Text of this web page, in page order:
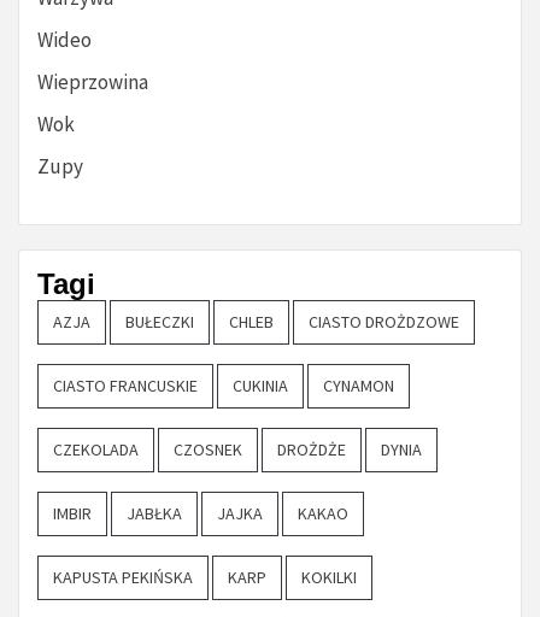
Wideo
Wieprzowina
Wok
Zupy
Tagi
AZJA BUŁECZKI CHLEB CIASTO DROŻDZOWE
CIASTO FRANCUSKIE CUKINIA CYNAMON
CZEKOLADA CZOSNEK DROŻDŻE DYNIA
IMBIR JABŁKA JAJKA KAKAO
KAPUSTA PEKIŃSKA KARP KOKILKI